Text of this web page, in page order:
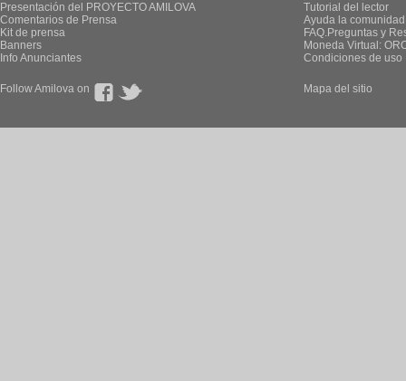
Presentación del PROYECTO AMILOVA
Comentarios de Prensa
Kit de prensa
Banners
Info Anunciantes
Tutorial del lector
Ayuda la
FAQ.Preguntas y
Moneda Virtual:
Condiciones de uso
Follow Amilova on Mapa del sitio